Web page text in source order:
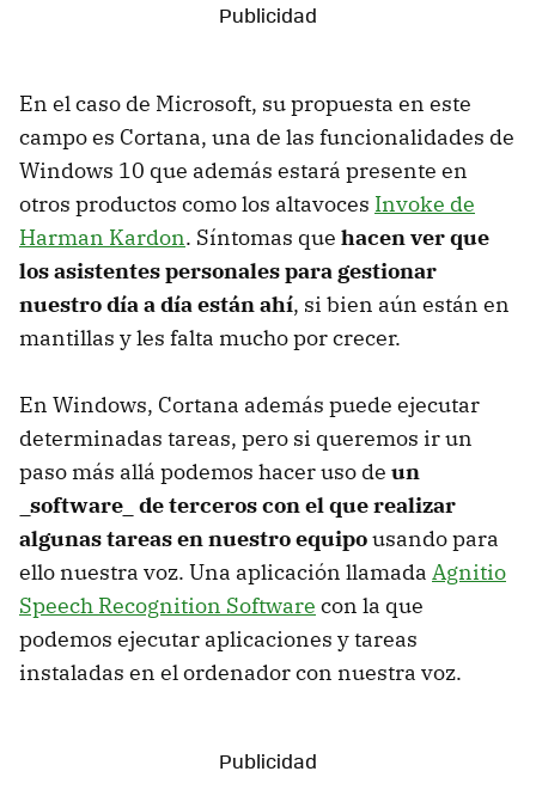
En el caso de Microsoft, su propuesta en este
campo es Cortana, una de las funcionalidades de
Windows 10 que además estará presente en
otros productos como los altavoces Invoke de
Harman Kardon. Síntomas que hacen ver que
los asistentes personales para gestionar
nuestro día a día están ahí, si bien aún están en
mantillas y les falta mucho por crecer.
En Windows, Cortana además puede ejecutar
determinadas tareas, pero si queremos ir un
paso más allá podemos hacer uso de un
_software_ de terceros con el que realizar
algunas tareas en nuestro equipousando para
ello nuestra voz. Una aplicación llamada Agnitio
Speech Recognition Software con la que
podemos ejecutar aplicaciones y tareas
instaladas en el ordenador con nuestra voz.